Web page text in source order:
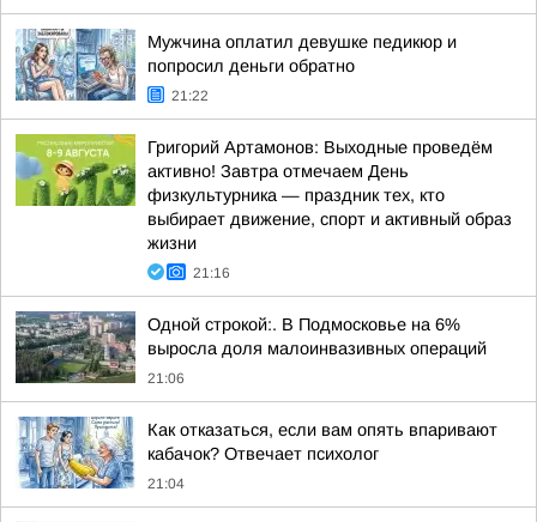
Мужчина оплатил девушке педикюр и
попросил деньги обратно
21:22
Григорий Артамонов: Выходные проведём
активно! Завтра отмечаем День
физкультурника — праздник тех, кто
выбирает движение, спорт и активный образ
жизни
21:16
Одной строкой:. В Подмосковье на 6%
выросла доля малоинвазивных операций
21:06
Как отказаться, если вам опять впаривают
кабачок? Отвечает психолог
21:04